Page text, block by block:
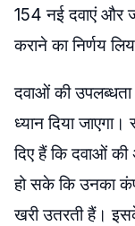
154 नई दवाएं और
कराने का निर्णय
दवाओं की
ध्यान दिया जाएगा।
दिए हैं कि दवाओं
हो सके कि उनका
खरी उतरती हैं।